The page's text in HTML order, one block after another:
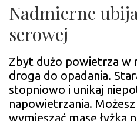
Nadmierne
serowej
Zbyt dużo powietrza w
droga do opadania.
stopniowo i unikaj
napowietrzania.
wymieszać masę łyżką